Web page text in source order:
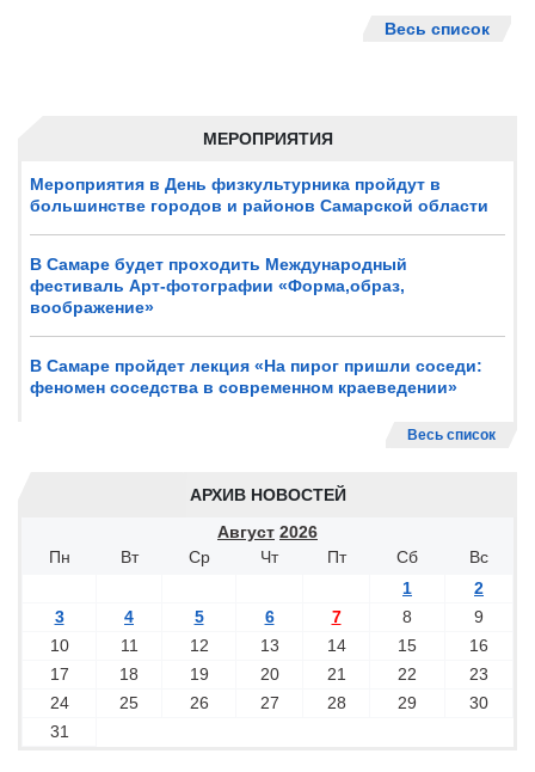
МЕРОПРИЯТИЯ
Мероприятия в День физкультурника пройдут в
большинстве городов и районов Самарской области
В Самаре будет проходить Международный
фестиваль Арт-фотографии «Форма,образ,
воображение»
В Самаре пройдет лекция «На пирог пришли соседи:
феномен соседства в современном краеведении»
Весь список
АРХИВ НОВОСТЕЙ
Август 2026
Пн
Вт Ср Чт Пт Сб
Вс
1
2
3
4 5 6 7 8
9
10
11 12 13 14 15
16
17
18 19 20 21 22
23
24
25 26 27 28 29
30
31
Весь список